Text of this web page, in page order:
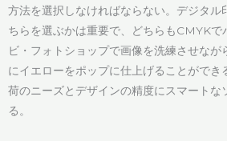
方法を選択しなければならない。デジタル
ちらを選ぶかは重要で、どちらもCMYKで
ビ・フォトショップで画像を洗練させなが
にイエローをポップに仕上げることができ
荷のニーズとデザインの精度にスマートな
る。